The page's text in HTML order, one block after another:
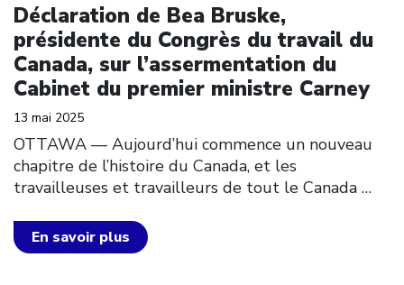
Déclaration de Bea Bruske,
présidente du Congrès du travail du
Canada, sur l’assermentation du
Cabinet du premier ministre Carney
13 mai 2025
OTTAWA — Aujourd’hui commence un nouveau
chapitre de l’histoire du Canada, et les
travailleuses et travailleurs de tout le Canada …
En savoir plus